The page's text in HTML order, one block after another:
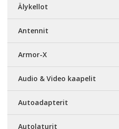
Älykellot
Antennit
Armor-X
Audio & Video kaapelit
Autoadapterit
Autolaturit